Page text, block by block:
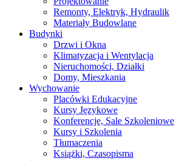
Remonty, Elektryk, Hydraulik
Materiały Budowlane
Budynki
Drzwi i Okna
Klimatyzacja i Wentylacja
Nieruchomości, Działki
Domy, Mieszkania
Wychowanie
Placówki Edukacyjne
Kursy Językowe
Konferencje, Sale Szkoleniowe
Kursy i Szkolenia
Tłumaczenia
Książki, Czasopisma